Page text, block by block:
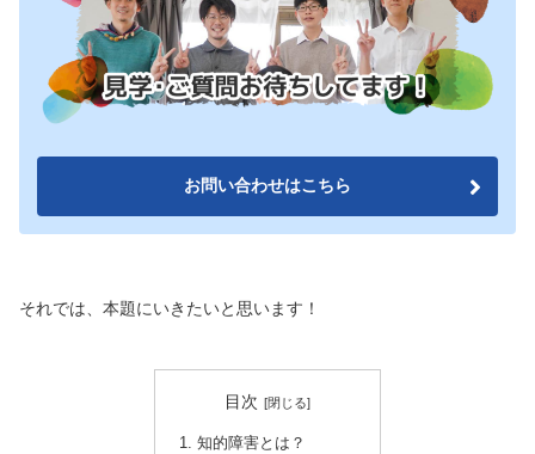
お問い合わせはこちら
それでは、本題にいきたいと思います！
目次
知的障害とは？